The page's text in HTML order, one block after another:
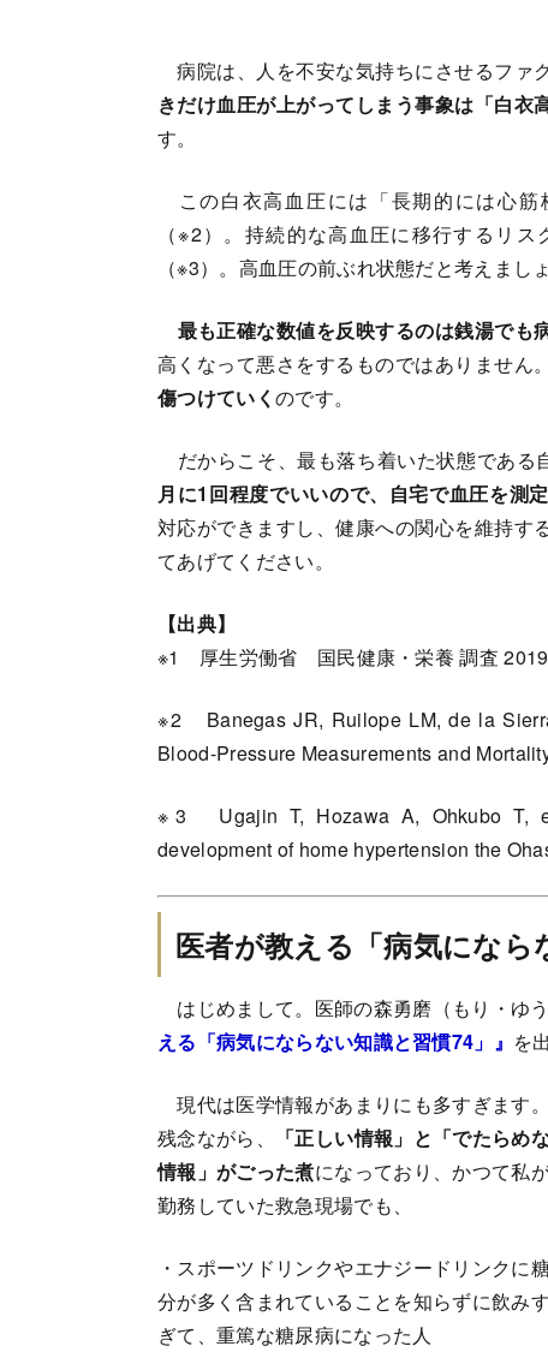
病院は、人を不安な気持ちにさせるファ
きだけ血圧が上がってしまう事象は「白
す。
この白衣高血圧には「長期的には心
（※2）。持続的な高血圧に移行するリ
（※3）。高血圧の前ぶれ状態だと考えましょ
最も正確な数値を反映するのは銭湯でも
高くなって悪さをするものではありません
傷つけていく のです。
だからこそ、最も落ち着いた状態である
月に1回程度でいいので、自宅で血圧を測
対応ができますし、健康への関心を維持す
てあげてください。
【出典】
※1 厚生労働省 国民健康・栄養 調査
※2 Banegas JR, Ruilope LM, de la
Blood-Pressure Measurements and
※3 Ugajin T, Hozawa A, Ohkubo T,
development of home hypertension the
医者が教える「病気になら
はじめまして。医師の森勇磨（もり・ゆ
える「病気にならない知識と習慣74」 』 を
現代は医学情報があまりにも多すぎます。
残念ながら、
「正しい情報」と「でたらめ
情報」がごった煮になっており、かつて私
勤務していた救急現場でも、
・スポーツドリンクやエナジードリンクに
分が多く含まれていることを知らずに飲みす
ぎて、重篤な糖尿病になった人